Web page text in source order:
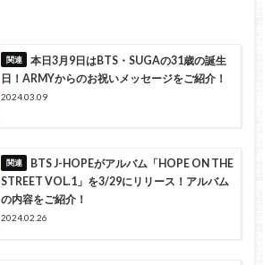
本日3月9日はBTS・SUGAの31歳の誕生
日！ARMYからのお祝いメッセージをご紹介！
2024.03.09
BTS J-HOPEがアルバム「HOPE ON THE
STREET VOL.1」を3/29にリリース！アルバム
の内容をご紹介！
2024.02.26